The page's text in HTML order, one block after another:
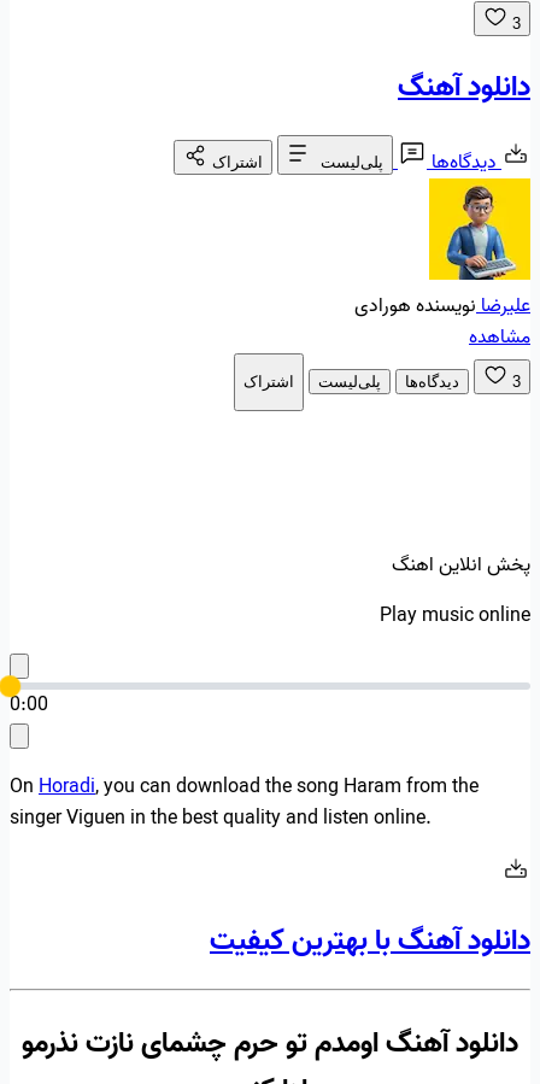
3
دانلود آهنگ
دیدگاه‌ها پلی‌لیست اشتراک
علیرضانویسنده هورادی
مشاهده
3 دیدگاه‌ها پلی‌لیست اشتراک
پخش انلاین اهنگ
Play music online
0:00
OnHoradi, you can download the song Haram from the
singer Viguen in the best quality and listen online.
دانلود آهنگ با بهترین کیفیت
دانلود آهنگ اومدم تو حرم چشمای نازت نذرمو